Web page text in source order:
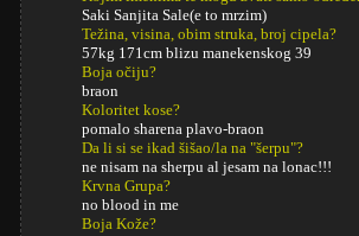
Saki Sanjita Sale(e to mrzim)
Težina, visina, obim struka, broj cipela?
57kg 171cm blizu manekenskog 39
Boja očiju?
braon
Koloritet kose?
pomalo sharena plavo-braon
Da li si se ikad šišao/la na "šerpu"?
ne nisam na sherpu al jesam na lonac!!!
Krvna Grupa?
no blood in me
Boja Kože?